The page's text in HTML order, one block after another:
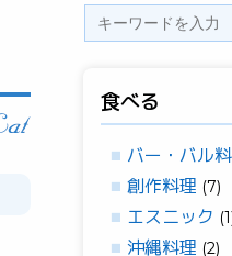
食べる
バー・バル
創作料理 (7)
エスニック
沖縄料理 (2)